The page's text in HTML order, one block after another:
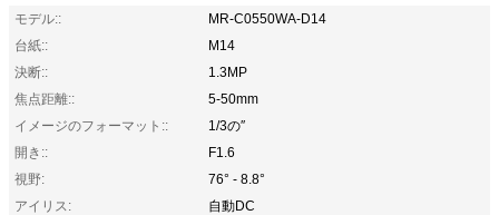
モデル::
MR-C0550WA-D14
台紙::
M14
決断::
1.3MP
焦点距離::
5-50mm
イメージのフォーマット::
1/3の″
開き::
F1.6
視野:
76° - 8.8°
アイリス:
自動DC